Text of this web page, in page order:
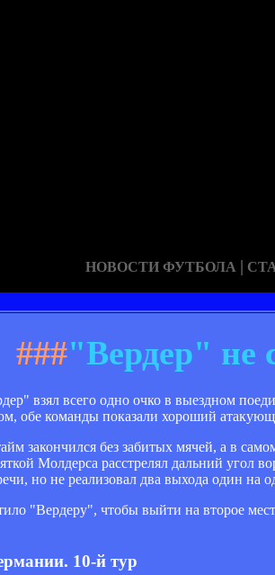
НОВОСТИ ФУТБОЛА |
###"Вердер" не
взял всего одно очко в выездном
обе команды показали хороший
закончился без забитых мячей, а в
Молдерса расстрелял дальний угол
но не реализовал два выхода один на
"Вердеру", чтобы выйти на второе
10-й тур